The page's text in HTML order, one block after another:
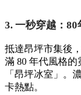
3. 一秒穿越：
抵達昂坪市集後
滿 80 年代風格
「昂坪冰室」。
卡熱點。